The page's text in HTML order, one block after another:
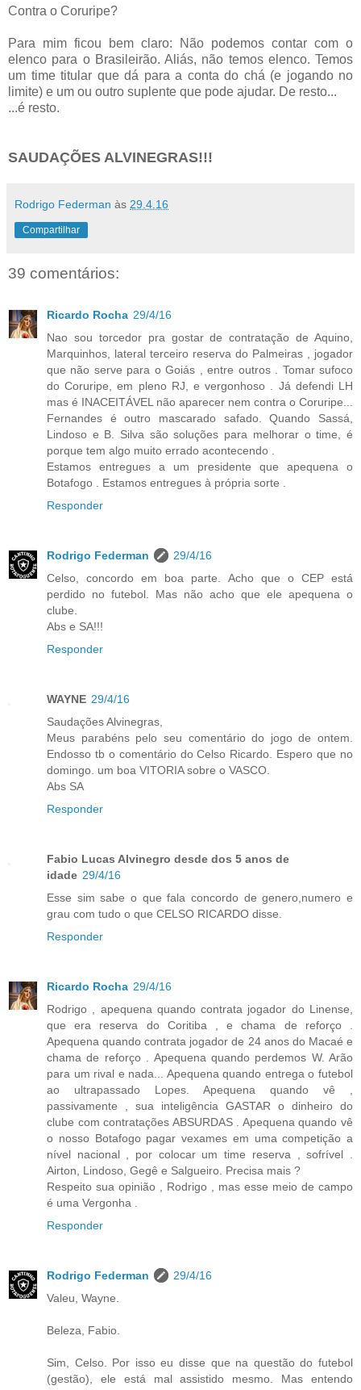
Contra o Coruripe?
Para mim ficou bem claro: Não podemos contar com o
elenco para o Brasileirão. Aliás, não temos elenco. Temos
um time titular que dá para a conta do chá (e jogando no
limite) e um ou outro suplente que pode ajudar. De resto...
...é resto.
SAUDAÇÕES ALVINEGRAS!!!
Rodrigo Federman às 29.4.16
Compartilhar
39 comentários:
Ricardo Rocha 29/4/16
Nao sou torcedor pra gostar de contratação de Aquino,
Marquinhos, lateral terceiro reserva do Palmeiras , jogador
que não serve para o Goiás , entre outros . Tomar sufoco
do Coruripe, em pleno RJ, e vergonhoso . Já defendi LH
mas é INACEITÁVEL não aparecer nem contra o Coruripe...
Fernandes é outro mascarado safado. Quando Sassá,
Lindoso e B. Silva são soluções para melhorar o time, é
porque tem algo muito errado acontecendo .
Estamos entregues a um presidente que apequena o
Botafogo . Estamos entregues à própria sorte .
Responder
Rodrigo Federman
29/4/16
Celso, concordo em boa parte. Acho que o CEP está
perdido no futebol. Mas não acho que ele apequena o
clube.
Abs e SA!!!
Responder
WAYNE 29/4/16
Saudações Alvinegras,
Meus parabéns pelo seu comentário do jogo de ontem.
Endosso tb o comentário do Celso Ricardo. Espero que no
domingo. um boa VITORIA sobre o VASCO.
Abs SA
Responder
Fabio Lucas Alvinegro desde dos 5 anos de
idade 29/4/16
Esse sim sabe o que fala concordo de genero,numero e
grau com tudo o que CELSO RICARDO disse.
Responder
Ricardo Rocha 29/4/16
Rodrigo , apequena quando contrata jogador do Linense,
que era reserva do Coritiba , e chama de reforço .
Apequena quando contrata jogador de 24 anos do Macaé e
chama de reforço . Apequena quando perdemos W. Arão
para um rival e nada... Apequena quando entrega o futebol
ao ultrapassado Lopes. Apequena quando vê ,
passivamente , sua inteligência GASTAR o dinheiro do
clube com contratações ABSURDAS . Apequena quando vê
o nosso Botafogo pagar vexames em uma competição a
nível nacional , por colocar um time reserva , sofrível .
Airton, Lindoso, Gegê e Salgueiro. Precisa mais ?
Respeito sua opinião , Rodrigo , mas esse meio de campo
é uma Vergonha .
Responder
Rodrigo Federman
29/4/16
Valeu, Wayne.
Beleza, Fabio.
Sim, Celso. Por isso eu disse que na questão do futebol
(gestão), ele está mal assistido mesmo. Mas entendo